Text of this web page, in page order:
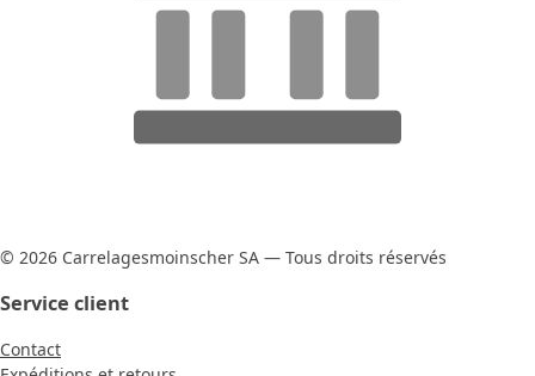
© 2026 Carrelagesmoinscher SA — Tous droits réservés
Service client
Contact